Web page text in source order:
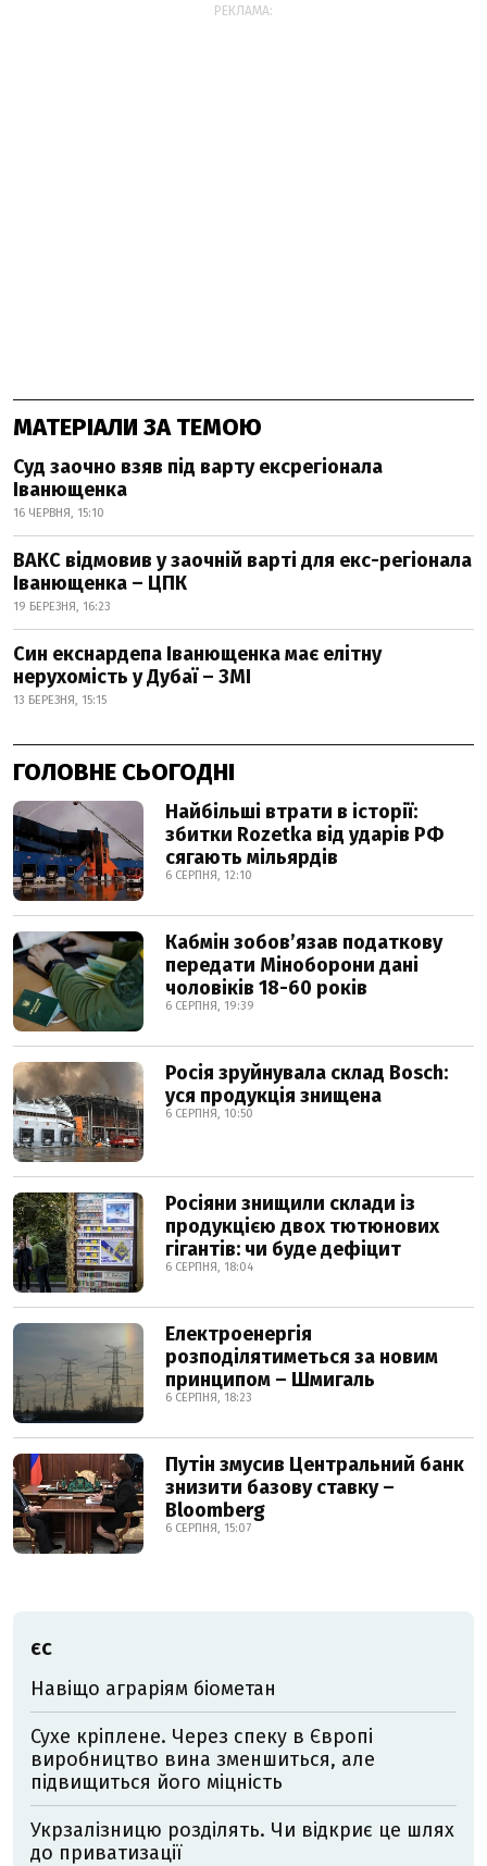
РЕКЛАМА:
МАТЕРІАЛИ ЗА ТЕМОЮ
Суд заочно взяв під варту ексрегіонала
Іванющенка
16 ЧЕРВНЯ, 15:10
ВАКС відмовив у заочній варті для екс-регіонала
Іванющенка – ЦПК
19 БЕРЕЗНЯ, 16:23
Син екснардепа Іванющенка має елітну
нерухомість у Дубаї – ЗМІ
13 БЕРЕЗНЯ, 15:15
ГОЛОВНЕ СЬОГОДНІ
Найбільші втрати в історії:
збитки Rozetka від ударів РФ
сягають мільярдів
6 СЕРПНЯ, 12:10
Кабмін зобовʼязав податкову
передати Міноборони дані
чоловіків 18-60 років
6 СЕРПНЯ, 19:39
Росія зруйнувала склад Bosch:
уся продукція знищена
6 СЕРПНЯ, 10:50
Росіяни знищили склади із
продукцією двох тютюнових
гігантів: чи буде дефіцит
6 СЕРПНЯ, 18:04
Електроенергія
розподілятиметься за новим
принципом – Шмигаль
6 СЕРПНЯ, 18:23
Путін змусив Центральний банк
знизити базову ставку –
Bloomberg
6 СЕРПНЯ, 15:07
ЄС
Навіщо аграріям біометан
Сухе кріплене. Через спеку в Європі
виробництво вина зменшиться, але
підвищиться його міцність
Укрзалізницю розділять. Чи відкриє це шлях
до приватизації